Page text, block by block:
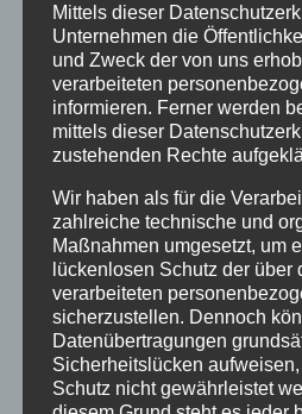
Veranstaltungen
Stichwörter
2024 agathazell Aktion
Bekanntmachung Brauchtum
Burgberg im Allgäu burgentage
Bürgerinfo bürgermeister
ehrung Gemeinde Gemeinde
gemeinderat Gesucht
Mittels dieser
Unternehmen die
und Zweck der von uns
verarbeiteten
informieren. Ferner werden
mittels dieser
zustehenden Rechte
Wir haben als für die
zahlreiche technische und
Maßnahmen umgesetzt, um
lückenlosen Schutz der über
verarbeiteten
sicherzustellen. Dennoch
Datenübertragungen
Sicherheitslücken
Schutz nicht gewährleistet